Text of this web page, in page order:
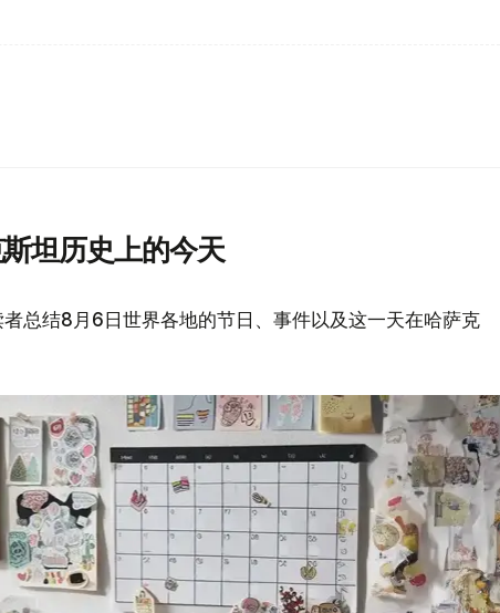
坦历史上的今天
总结8月6日世界各地的节日、事件以及这一天在哈萨克